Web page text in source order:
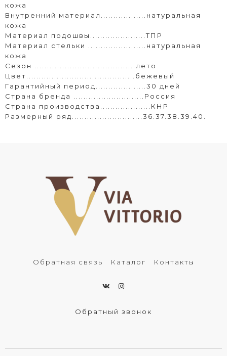
кожа
Внутренний материал..................натуральная
кожа
Материал подошвы......................ТПР
Материал стельки .......................натуральная
кожа
Сезон ........................................лето
Цвет...........................................бежевый
Гарантийный период....................30 дней
Страна бренда ............................Россия
Страна производства....................КНР
Размерный ряд............................36.37.38.39.40.
Обратная связь Каталог Контакты
Обратный звонок